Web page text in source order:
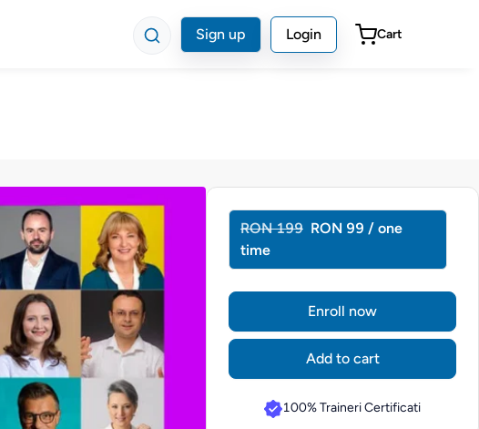
Sign up Login Cart
RON 199 RON 99 / one
time
Enroll now
Add to cart
100% Traineri Certificati